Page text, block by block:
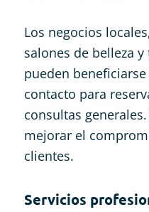
Los negocios
salones de belleza
pueden
contacto para
consultas
mejorar el
clientes.
Servicios